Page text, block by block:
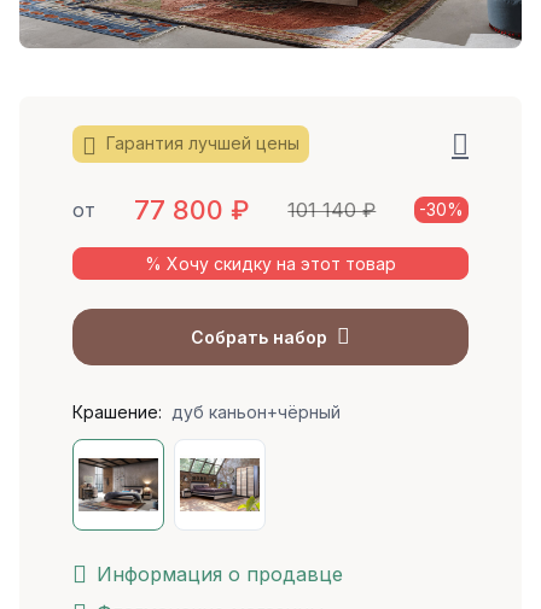
Гарантия лучшей цены
от 77 800 ₽ 101 140 ₽ -30%
% Хочу скидку на этот товар
Собрать набор
Крашение: дуб каньон+чёрный
Информация о продавце